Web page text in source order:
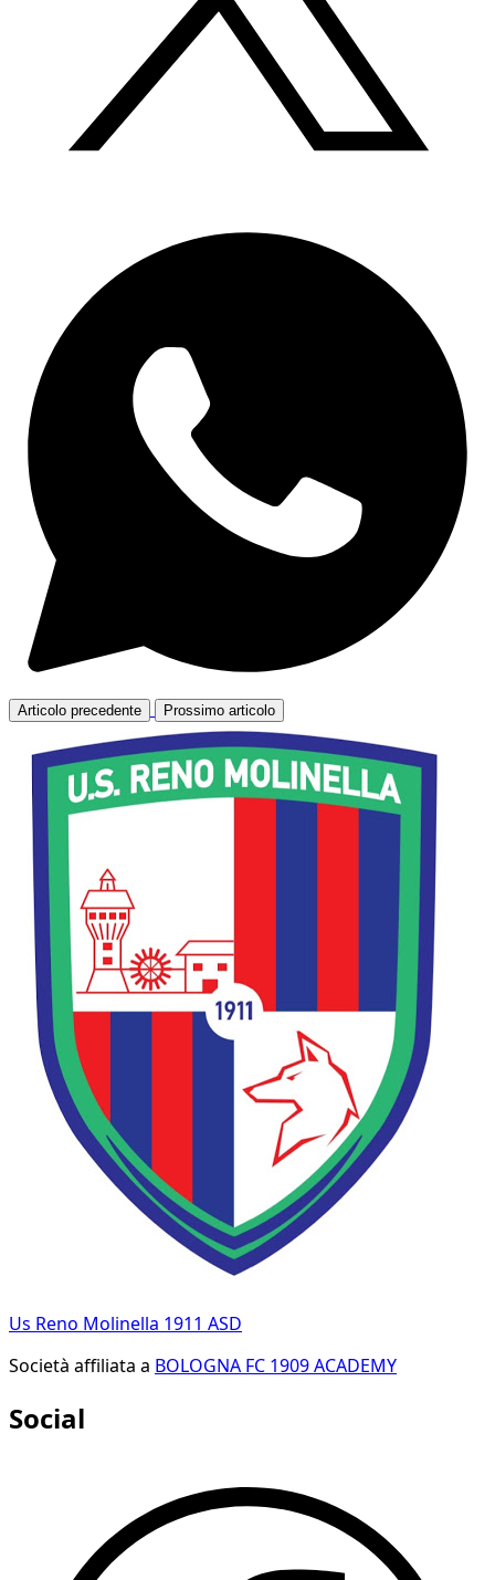
Articolo precedente Prossimo articolo
Us Reno Molinella 1911 ASD
Società affiliata a BOLOGNA FC 1909 ACADEMY
Social